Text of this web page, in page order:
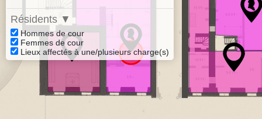
Résidents ▼
Hommes de cour
Femmes de cour
Lieux affectés à une/plusieurs charge(s)